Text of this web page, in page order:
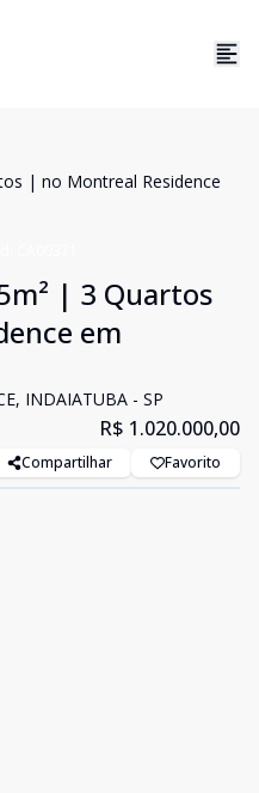
| no Montreal Residence
| 3 Quartos
em
INDAIATUBA - SP
R$ 1.020.000,00
Compartilhar Favorito